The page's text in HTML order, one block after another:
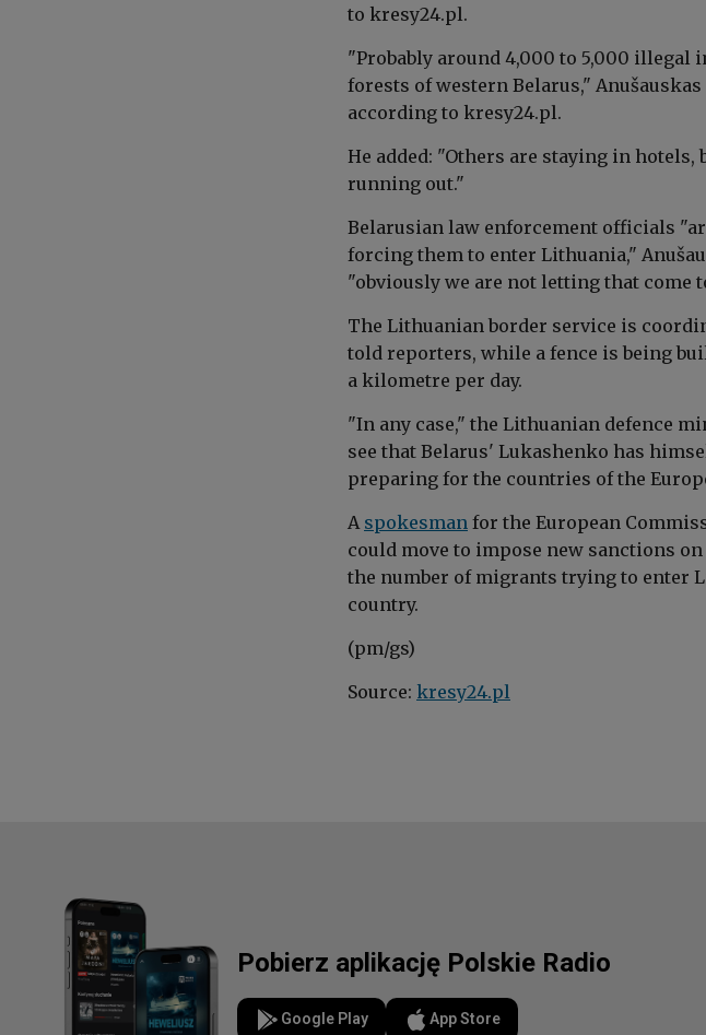
to kresy24.pl.
"Probably around 4,000 to 5,000
forests of western Belarus," Anušauskas
according to kresy24.pl.
He added: "Others are staying in hotels,
running out."
Belarusian law enforcement officials
forcing them to enter Lithuania,"
"obviously we are not letting that come
The Lithuanian border service is
told reporters, while a fence is being
a kilometre per day.
"In any case," the Lithuanian defence
see that Belarus' Lukashenko has
preparing for the countries of the
A spokesman for the European
could move to impose new sanctions
the number of migrants trying to enter
country.
(pm/gs)
Source: kresy24.pl
Pobierz aplikację Polskie Radio
Google Play App Store